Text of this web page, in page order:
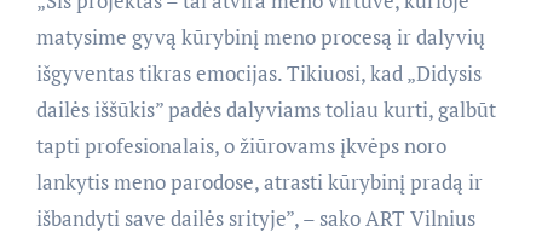
matysime gyvą kūrybinį meno procesą ir dalyvių
išgyventas tikras emocijas. Tikiuosi, kad „Didysis
dailės iššūkis” padės dalyviams toliau kurti, galbūt
tapti profesionalais, o žiūrovams įkvėps noro
lankytis meno parodose, atrasti kūrybinį pradą ir
išbandyti save dailės srityje”, – sako ART Vilnius